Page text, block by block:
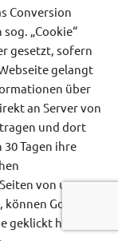
Conversion
„Cookie“
gesetzt, sofern
gelangt
über
an Server von
und dort
Tagen ihre
von uns
Google
geklickt haben